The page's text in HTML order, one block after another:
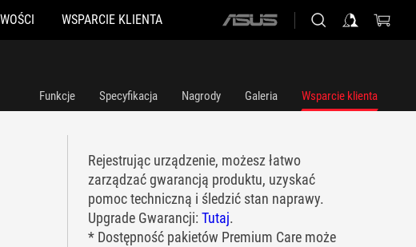
WSPARCIE KLIENTA
ASUS
Funkcje Specyfikacja Nagrody Galeria Wsparcie klienta
Rejestrując urządzenie, możesz łatwo
zarządzać gwarancją produktu, uzyskać
pomoc techniczną i śledzić stan naprawy.
Upgrade Gwarancji: Tutaj.
* Dostępność pakietów Premium Care może